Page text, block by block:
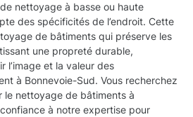
nettoyage à basse ou haute
des spécificités de l’endroit. Cette
de bâtiments qui préserve les
une propreté durable,
l’image et la valeur des
à Bonnevoie-Sud. Vous recherchez
le nettoyage de bâtiments à
à notre expertise pour